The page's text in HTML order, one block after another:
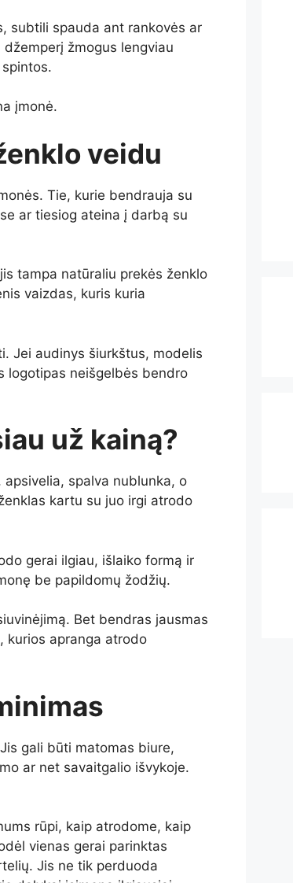
subtili spauda ant rankovės ar
žmogus lengviau
įmonė.
veidu
Tie, kurie bendrauja su
ar tiesiog ateina į darbą su
tampa natūraliu prekės ženklo
vaizdas, kuris kuria
Jei audinys šiurkštus, modelis
logotipas neišgelbės bendro
už kainą?
spalva nublunka, o
kartu su juo irgi atrodo
gerai ilgiau, išlaiko formą ir
be papildomų žodžių.
Bet bendras jausmas
kurios apranga atrodo
gali būti matomas biure,
ar net savaitgalio išvykoje.
rūpi, kaip atrodome, kaip
vienas gerai parinktas
Jis ne tik perduoda